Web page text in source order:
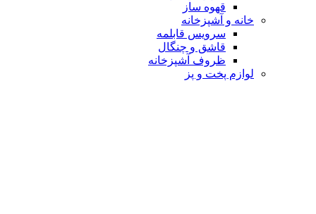
قهوه ساز
خانه و آشپزخانه
سرویس قابلمه
قاشق و چنگال
ظروف آشپزخانه
لوازم پخت و پز